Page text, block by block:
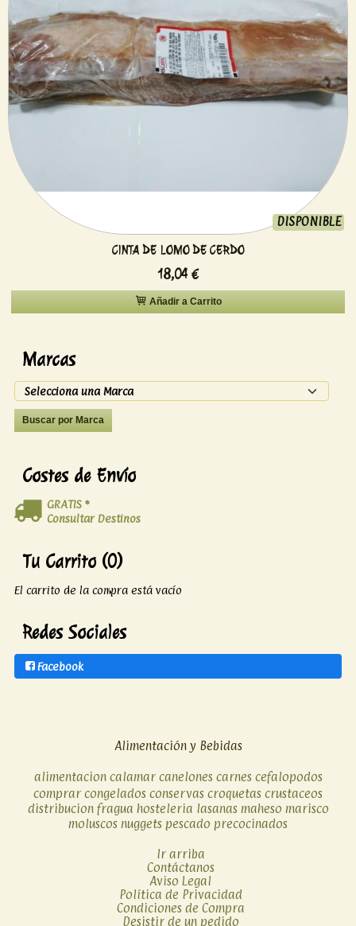
DISPONIBLE
CINTA DE LOMO DE CERDO
18,04 €
Añadir a Carrito
Marcas
Costes de Envío
GRATIS *
Consultar Destinos
Tu Carrito (0)
El carrito de la compra está vacío
Redes Sociales
Facebook
Alimentación y Bebidas
alimentacion calamar canelones carnes cefalopodos
comprar congelados conservas croquetas crustaceos
distribucion fragua hosteleria lasanas maheso marisco
moluscos nuggets pescado precocinados
Ir arriba
Contáctanos
Aviso Legal
Política de Privacidad
Condiciones de Compra
Desistir de un pedido